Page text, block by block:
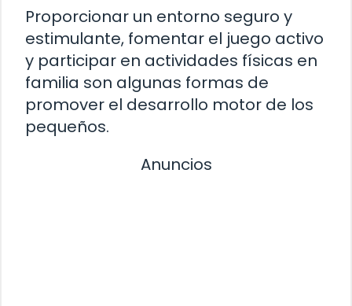
Proporcionar un entorno seguro y
estimulante, fomentar el juego activo
y participar en actividades físicas en
familia son algunas formas de
promover el desarrollo motor de los
pequeños.
Anuncios